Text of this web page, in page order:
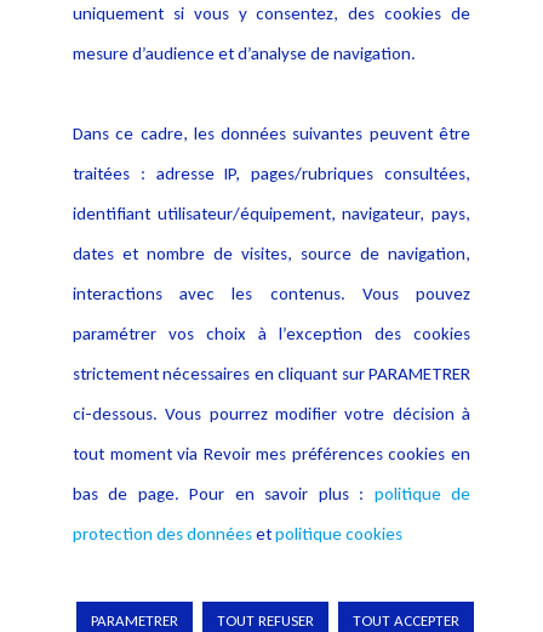
Politique de protection des
données
Publications
Copyright © 2026 Lexing
uniquement si vous y consentez, des cookies de
mesure d’audience et d’analyse de navigation.
Dans ce cadre, les données suivantes peuvent être
traitées : adresse IP, pages/rubriques consultées,
identifiant utilisateur/équipement, navigateur, pays,
dates et nombre de visites, source de navigation,
interactions avec les contenus. Vous pouvez
paramétrer vos choix à l’exception des cookies
strictement nécessaires en cliquant sur PARAMETRER
ci-dessous. Vous pourrez modifier votre décision à
tout moment via Revoir mes préférences cookies en
bas de page. Pour en savoir plus : politique de
protection des donnéesetpolitique cookies
PARAMETRER TOUT REFUSER TOUT ACCEPTER